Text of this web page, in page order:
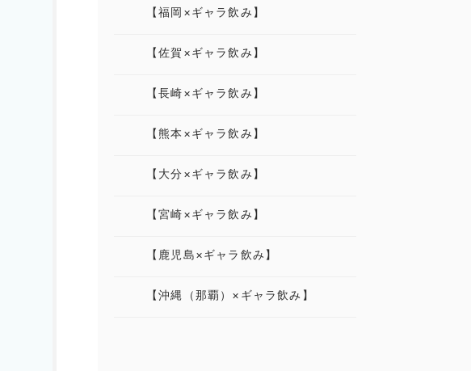
【福岡×ギャラ飲み】
【佐賀×ギャラ飲み】
【長崎×ギャラ飲み】
【熊本×ギャラ飲み】
【大分×ギャラ飲み】
【宮崎×ギャラ飲み】
【鹿児島×ギャラ飲み】
【沖縄（那覇）×ギャラ飲み】